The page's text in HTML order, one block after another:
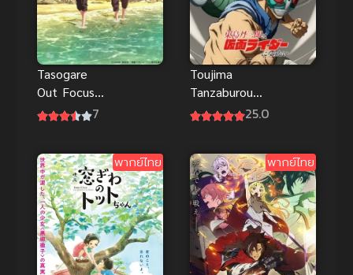
Tasogare
Out Focus
Out Focus รัก
7
Toujima
Tanzaburou
wa Kamen
ไทย
25.0
พากย์ไทย พากย์ไทย